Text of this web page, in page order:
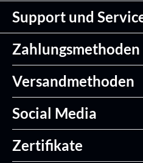
Support und
Zahlungsmethoden
Versandmethoden
Social Media
Zertifikate